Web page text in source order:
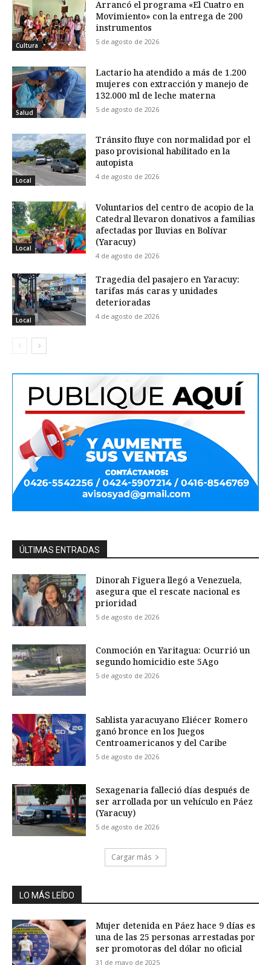
Cultura
Arrancó el programa «El Cuatro en
Movimiento» con la entrega de 200
instrumentos
5 de agosto de 2026
Salud
Lactario ha atendido a más de 1.200
mujeres con extracción y manejo de
132.000 ml de leche materna
5 de agosto de 2026
Local
Tránsito fluye con normalidad por el
paso provisional habilitado en la
autopista
4 de agosto de 2026
Local
Voluntarios del centro de acopio de la
Catedral llevaron donativos a familias
afectadas por lluvias en Bolívar
(Yaracuy)
4 de agosto de 2026
Local
Tragedia del pasajero en Yaracuy:
tarifas más caras y unidades
deterioradas
4 de agosto de 2026
ÚLTIMAS ENTRADAS
Dinorah Figuera llegó a Venezuela,
asegura que el rescate nacional es
prioridad
5 de agosto de 2026
Conmoción en Yaritagua: Ocurrió un
segundo homicidio este 5Ago
5 de agosto de 2026
Sablista yaracuyano Eliécer Romero
ganó bronce en los Juegos
Centroamericanos y del Caribe
5 de agosto de 2026
Sexagenaria falleció días después de
ser arrollada por un vehículo en Páez
(Yaracuy)
5 de agosto de 2026
Cargar más
LO MÁS LEÍDO
Mujer detenida en Páez hace 9 días es
una de las 25 personas arrestadas por
ser promotoras del dólar no oficial
31 de mayo de 2025